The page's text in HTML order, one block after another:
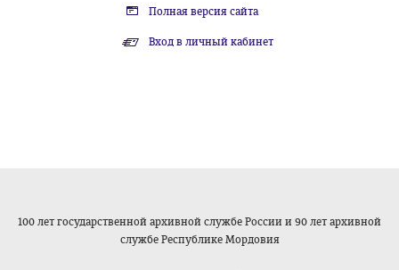
Полная версия сайта
Вход в личный кабинет
100 лет государственной архивной службе России и 90 лет архивной
службе Республике Мордовия